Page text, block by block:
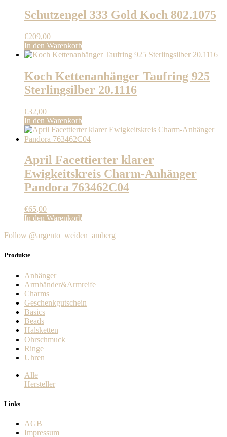
Schutzengel 333 Gold Koch 802.1075
€209,00
In den Warenkorb
Koch Kettenanhänger Taufring 925
Sterlingsilber 20.1116
€32,00
In den Warenkorb
April Facettierter klarer
Ewigkeitskreis Charm-Anhänger
Pandora 763462C04
€65,00
In den Warenkorb
Follow @argento_weiden_amberg
Produkte
Anhänger
Armbänder&Armreife
Charms
Geschenkgutschein
Basics
Beads
Halsketten
Ohrschmuck
Ringe
Uhren
Alle
Hersteller
Links
AGB
Impressum